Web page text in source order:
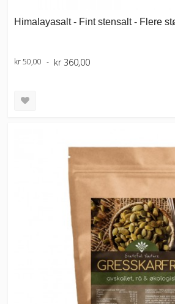
Himalayasalt - Fint stensalt - Flere
kr 50,00 kr 360,00